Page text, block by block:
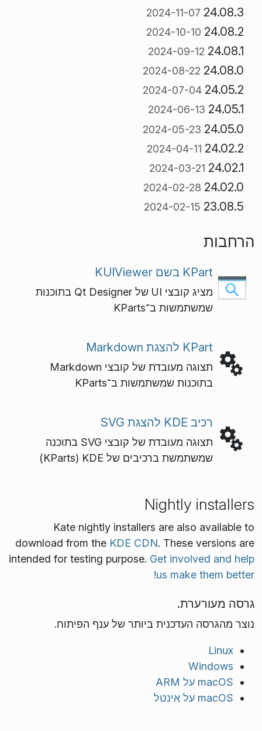
24.08.3
2024-11-07
24.08.2
2024-10-10
24.08.1
2024-09-12
24.08.0
2024-08-22
24.05.2
2024-07-04
24.05.1
2024-06-13
24.05.0
2024-05-23
24.02.2
2024-04-11
24.02.1
2024-03-21
24.02.0
2024-02-28
23.08.5
2024-02-15
הרחבות
KPart בשם KUIViewer
מציג קובצי UI של Qt Designer בתוכנות
שמשתמשות ב־KParts
KPart להצגת Markdown
תצוגה מעובדת של קובצי Markdown
בתוכנות שמשתמשות ב־KParts
רכיב KDE להצגת SVG
תצוגה מעובדת של קובצי SVG בתוכנה
שמשתמשת ברכיבים של KDE‏ (KParts)
Nightly installers
Kate nightly installers are also available to
download from the KDE CDN. These versions are
intended for testing purpose. Get involved and help
us make them better!
גרסה מעורערת.
נוצר מהגרסה העדכנית ביותר של ענף הפיתוח.
Linux
Windows
macOS על ARM
macOS על אינטל